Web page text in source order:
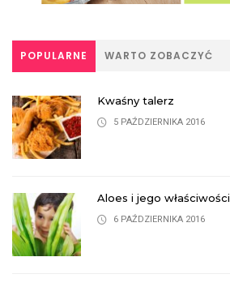
POPULARNE WARTO ZOBACZYĆ
Kwaśny talerz
5 PAŹDZIERNIKA 2016
Aloes i jego właściwości
6 PAŹDZIERNIKA 2016